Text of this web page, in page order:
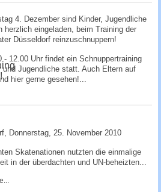
4. Dezember sind Kinder, Jugendliche
herzlich eingeladen, beim Training der
Düsseldorf reinzuschnuppe­rn!
- 12.00 Uhr findet ein Schnuppertraining
und Jugendliche statt. Auch Eltern auf
hier gerne gesehen!...
­Donnerstag, 25. November 2010
Skatenationen nutzten die einmalige
in der überdachten und UN-beheizten...